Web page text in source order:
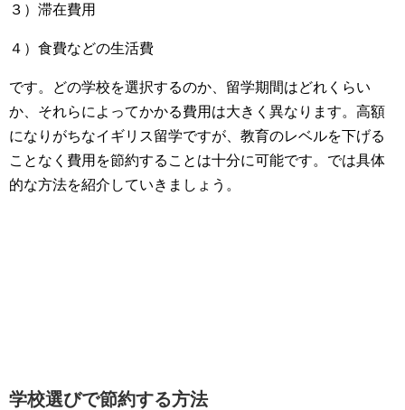
３）滞在費用
４）食費などの生活費
です。どの学校を選択するのか、留学期間はどれくらい
か、それらによってかかる費用は大きく異なります。高額
になりがちなイギリス留学ですが、教育のレベルを下げる
ことなく費用を節約することは十分に可能です。では具体
的な方法を紹介していきましょう。
学校選びで節約する方法